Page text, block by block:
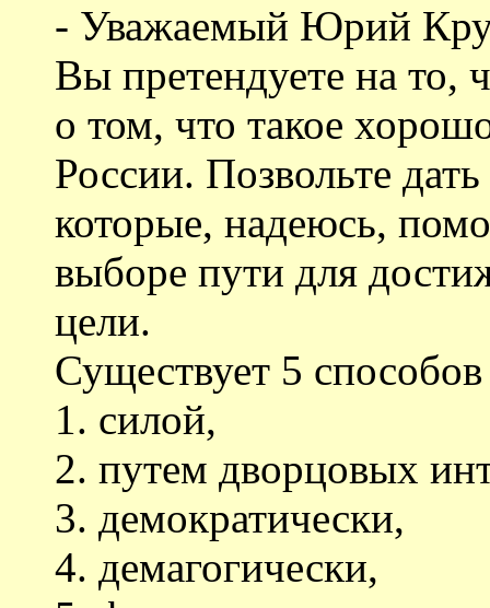
- Уважаемый Юрий
Вы претендуете на то,
о том, что такое
России. Позвольте
которые, надеюсь,
выборе пути для
цели.
Существует 5 способов
1. силой,
2. путем дворцовых
3. демократически,
4. демагогически,